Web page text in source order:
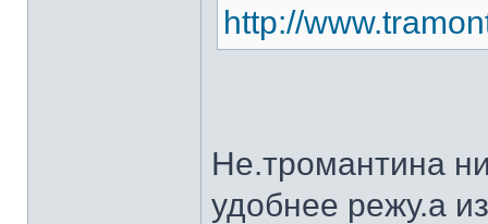
http://
Не.тромантина
удобнее режу.а